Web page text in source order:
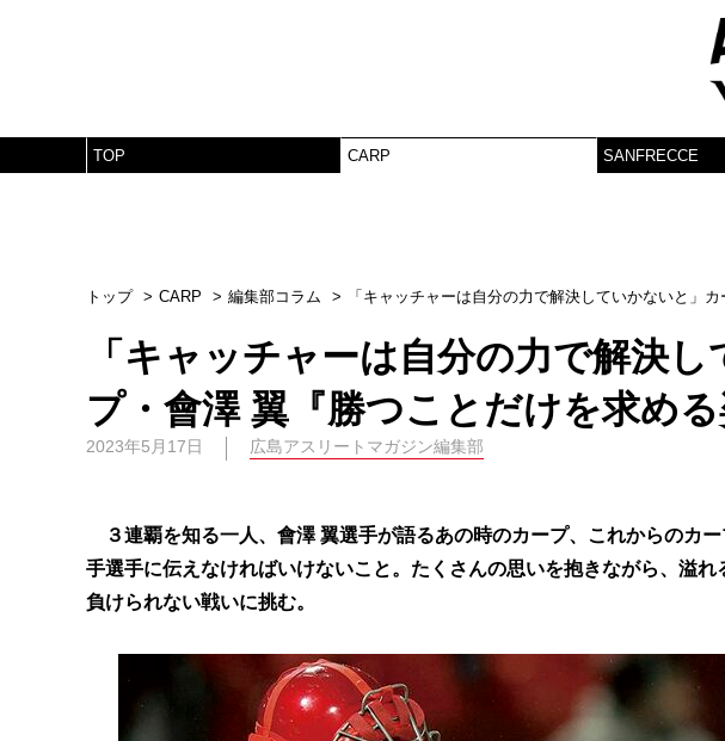
TOP CARP SANFRECCE
トップ CARP 編集部コラム 「キャッチャーは自分の力で解決していかないと」
「キャッチャーは自分の力で解決
プ・會澤 翼『勝つことだけを求め
2023年5月17日 広島アスリートマガジン編集部
３連覇を知る一人、會澤 翼選手が語るあの時のカープ、これからのカ
手選手に伝えなければいけないこと。たくさんの思いを抱きながら、溢
負けられない戦いに挑む。